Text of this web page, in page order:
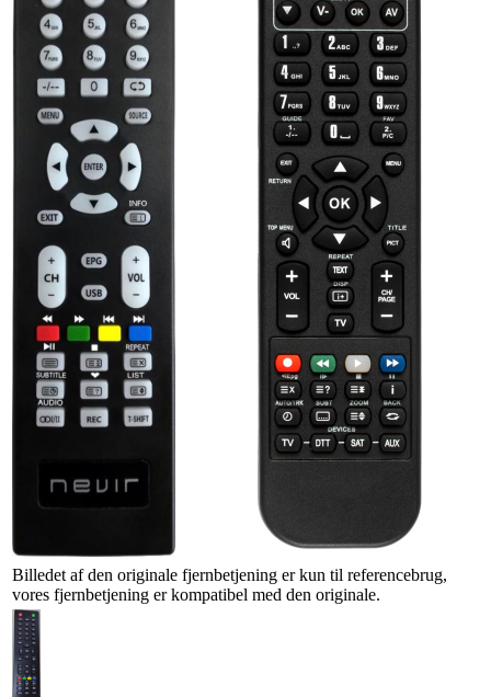
Billedet af den originale fjernbetjening er kun til referencebrug,
vores fjernbetjening er kompatibel med den originale.